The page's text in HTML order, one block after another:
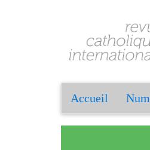
Accueil